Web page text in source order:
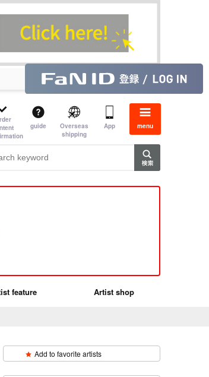
guide
Overseas
shipping
App menu
feature Artist shop
Add to favorite artists